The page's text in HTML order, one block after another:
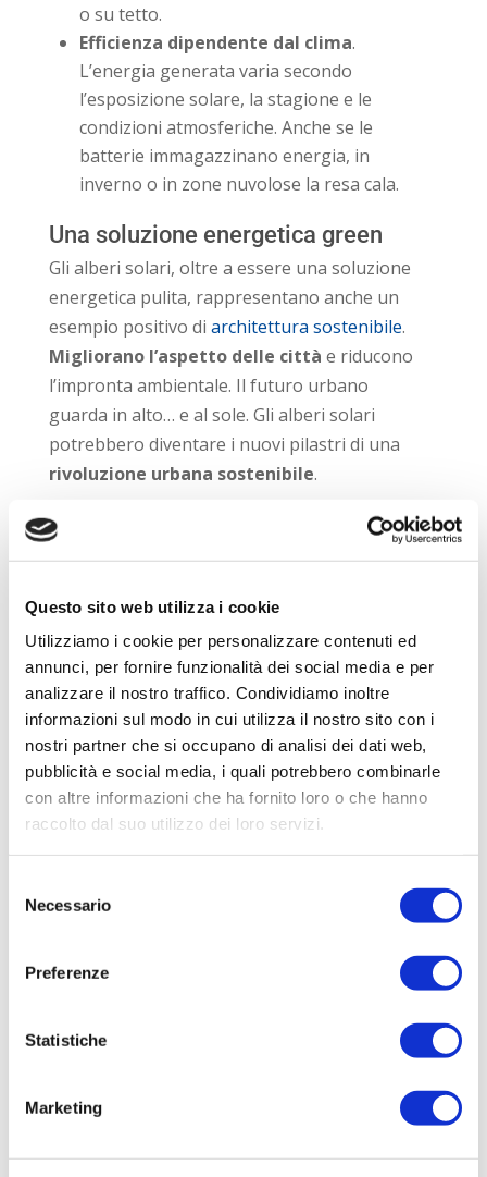
Questo sito web utilizza i cookie
Utilizziamo i cookie per personalizzare contenuti ed
annunci, per fornire funzionalità dei social media e per
analizzare il nostro traffico. Condividiamo inoltre
informazioni sul modo in cui utilizza il nostro sito con i
nostri partner che si occupano di analisi dei dati web,
pubblicità e social media, i quali potrebbero combinarle
con altre informazioni che ha fornito loro o che hanno
raccolto dal suo utilizzo dei loro servizi.
delNecessario
Preferenze
Statistiche
Marketing
o su tetto.
Efficienza dipendente dal clima.
L’energia generata varia secondo
l’esposizione solare, la stagione e le
condizioni atmosferiche. Anche se le
batterie immagazzinano energia, in
inverno o in zone nuvolose la resa cala.
Una soluzione energetica green
Gli alberi solari, oltre a essere una soluzione
energetica pulita, rappresentano anche un
esempio positivo di architettura sostenibile.
Migliorano l’aspetto delle città e riducono
l’impronta ambientale. Il futuro urbano
guarda in alto… e al sole. Gli alberi solari
potrebbero diventare i nuovi pilastri di una
rivoluzione urbana sostenibile.
Ad oggi esistono esempi isolati nel nostro
colorate), ma per trasformare questa nicchia
in norma urbana servono politiche, budget
dedicati e una consapevolezza diffusa del
loro potenziale.
COMPILA IL FORM CON I
TUOI DATI PER RICEVERE
LA TUA CONSULENZA
GRATUITA